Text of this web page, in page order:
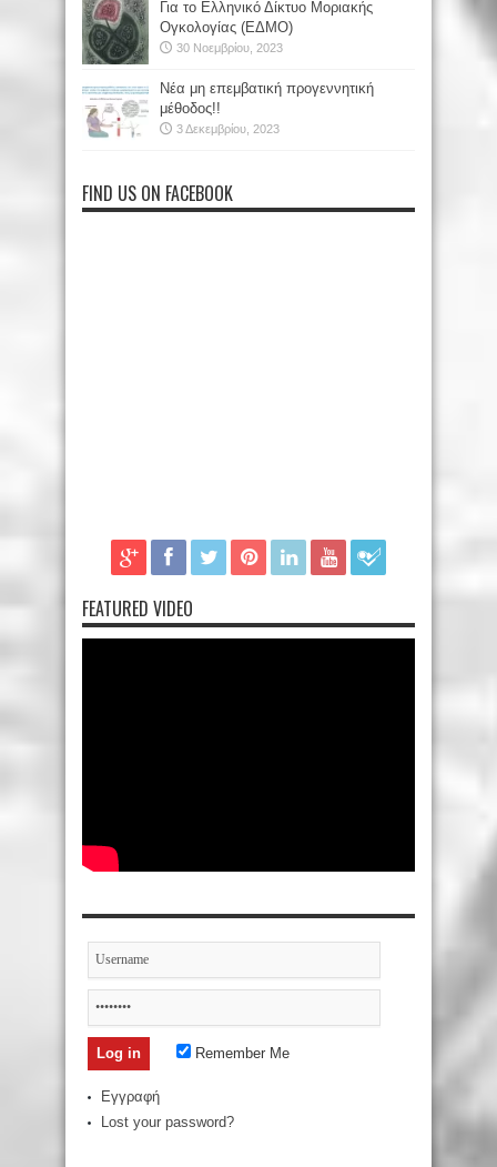
Για το Ελληνικό Δίκτυο Μοριακής
Ογκολογίας (ΕΔΜΟ)
30 Νοεμβρίου, 2023
Νέα μη επεμβατική προγεννητική
μέθοδος!!
3 Δεκεμβρίου, 2023
FIND US ON FACEBOOK
FEATURED VIDEO
Remember Me
Εγγραφή
Lost your password?